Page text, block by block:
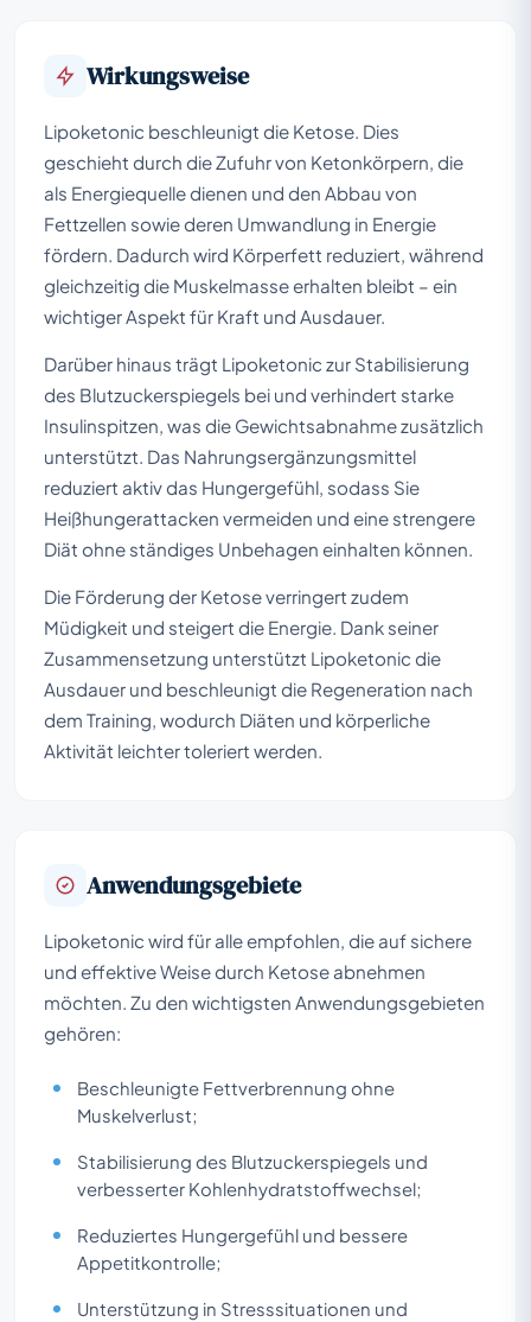
Wirkungsweise
Lipoketonic beschleunigt die Ketose. Dies
geschieht durch die Zufuhr von Ketonkörpern, die
als Energiequelle dienen und den Abbau von
Fettzellen sowie deren Umwandlung in Energie
fördern. Dadurch wird Körperfett reduziert, während
gleichzeitig die Muskelmasse erhalten bleibt – ein
wichtiger Aspekt für Kraft und Ausdauer.
Darüber hinaus trägt Lipoketonic zur Stabilisierung
des Blutzuckerspiegels bei und verhindert starke
Insulinspitzen, was die Gewichtsabnahme zusätzlich
unterstützt. Das Nahrungsergänzungsmittel
reduziert aktiv das Hungergefühl, sodass Sie
Heißhungerattacken vermeiden und eine strengere
Diät ohne ständiges Unbehagen einhalten können.
Die Förderung der Ketose verringert zudem
Müdigkeit und steigert die Energie. Dank seiner
Zusammensetzung unterstützt Lipoketonic die
Ausdauer und beschleunigt die Regeneration nach
dem Training, wodurch Diäten und körperliche
Aktivität leichter toleriert werden.
Anwendungsgebiete
Lipoketonic wird für alle empfohlen, die auf sichere
und effektive Weise durch Ketose abnehmen
möchten. Zu den wichtigsten Anwendungsgebieten
gehören:
Beschleunigte Fettverbrennung ohne
Muskelverlust;
Stabilisierung des Blutzuckerspiegels und
verbesserter Kohlenhydratstoffwechsel;
Reduziertes Hungergefühl und bessere
Appetitkontrolle;
Unterstützung in Stresssituationen und